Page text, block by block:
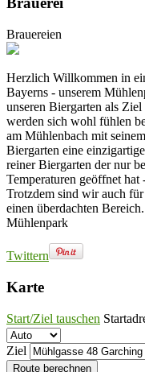
Brauereien
Herzlich Willkommen in
Bayerns - unserem
unseren Biergarten als
werden sich wohl fühlen
am Mühlenbach mit
Biergarten eine
reiner Biergarten der nur
Temperaturen geöffnet hat
Trotzdem sind wir auch für
einen überdachten
Mühlenpark
Twittern
Karte
Start/Ziel tauschen
Ziel
Route berechnen